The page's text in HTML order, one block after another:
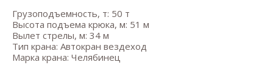
Грузоподъемность, т: 50 т
Высота подъема крюка, м: 51 м
Вылет стрелы, м: 34 м
Тип крана: Автокран вездеход
Марка крана: Челябинец